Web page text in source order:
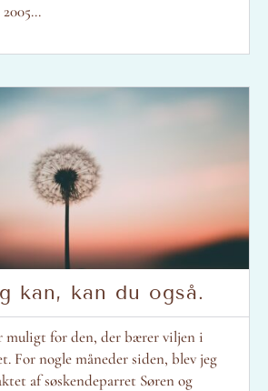
kan, kan du også.
muligt for den, der bærer viljen i
For nogle måneder siden, blev jeg
af søskendeparret Søren og